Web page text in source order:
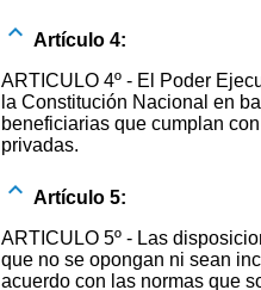
Artículo 4:
ARTICULO 4º - El Poder
la Constitución Nacional en
beneficiarias que cumplan
privadas.
Artículo 5:
ARTICULO 5º - Las
que no se opongan ni sean
acuerdo con las normas que